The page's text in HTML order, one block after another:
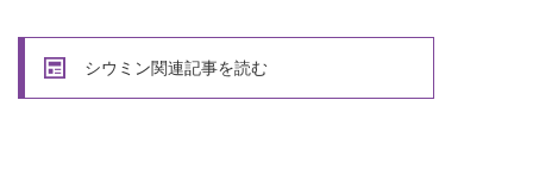
シウミン関連記事を読む